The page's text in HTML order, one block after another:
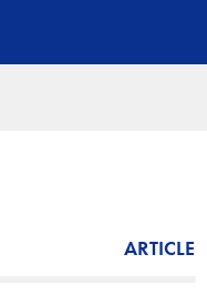
ARTICLE